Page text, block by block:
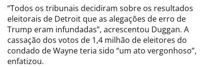
“Todos os tribunais decidiram sobre os resultados
eleitorais de Detroit que as alegações de erro de
Trump eram infundadas”, acrescentou Duggan. A
cassação dos votos de 1,4 milhão de eleitores do
condado de Wayne teria sido “um ato vergonhoso”,
enfatizou.